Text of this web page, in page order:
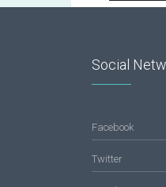
Social
Facebook
Twitter